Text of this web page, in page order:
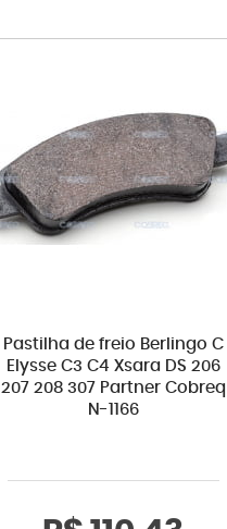
Pastilha de freio Berlingo C
Elysse C3 C4 Xsara DS 206
207 208 307 Partner Cobreq
N-1166